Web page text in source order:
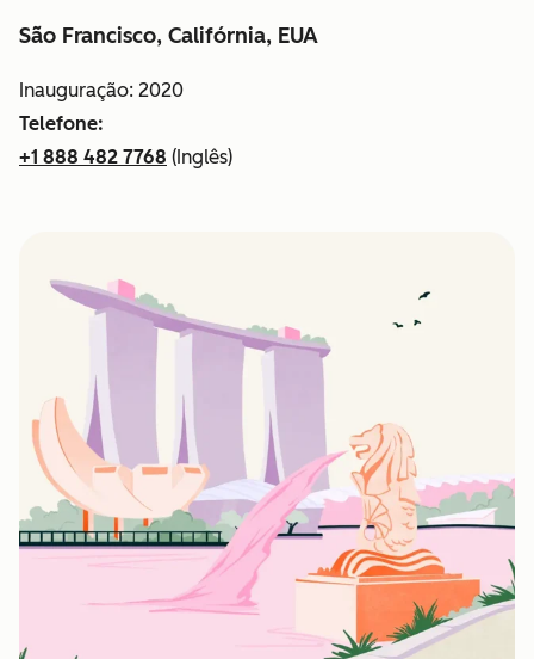
São Francisco, Califórnia, EUA
Inauguração: 2020
Telefone:
+1 888 482 7768 (Inglês)